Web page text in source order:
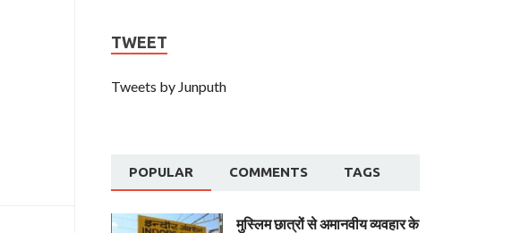
TWEET
Tweets by Junputh
POPULAR COMMENTS TAGS
मुस्लिम छात्रों से अमानवीय व्यवहार के